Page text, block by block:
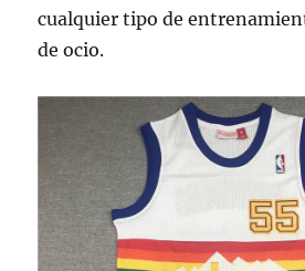
cualquier tipo de
de ocio.